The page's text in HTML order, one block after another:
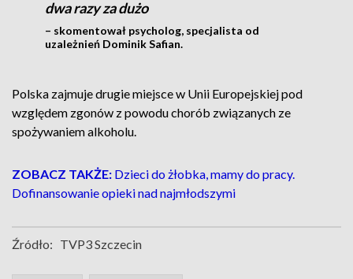
dwa razy za dużo
– skomentował psycholog, specjalista od
uzależnień Dominik Safian.
Polska zajmuje drugie miejsce w Unii Europejskiej pod
względem zgonów z powodu chorób związanych ze
spożywaniem alkoholu.
ZOBACZ TAKŻE: Dzieci do żłobka, mamy do pracy.
Dofinansowanie opieki nad najmłodszymi
Źródło: TVP3 Szczecin